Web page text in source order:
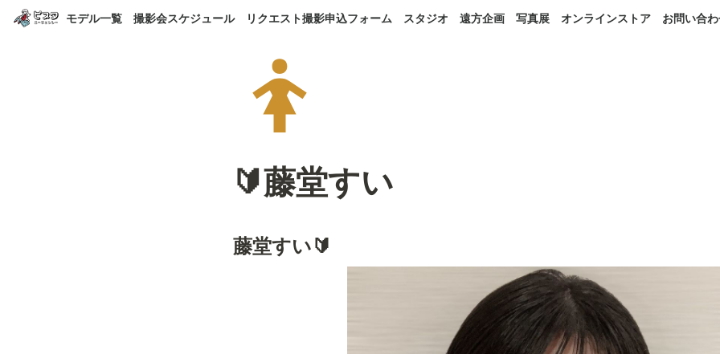
モデル一覧 撮影会スケジュール リクエスト撮影申込フォーム スタジオ 遠方企画 写真展 オンラインストア お問い合
🔰藤堂すい
藤堂すい🔰